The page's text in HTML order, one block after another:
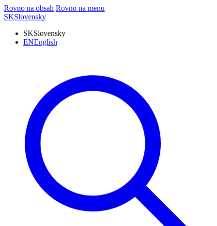
Rovno na obsah Rovno na menu
SKSlovensky
SKSlovensky
ENEnglish